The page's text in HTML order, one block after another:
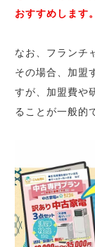
おすすめします。
なお、フランチ
その場合、加盟
すが、加盟費や
ることが一般的